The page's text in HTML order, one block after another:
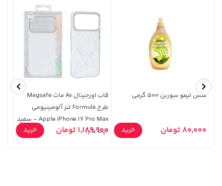
169,900 تومان خرید 19,879,000 تومان خرید
سس لیمو سوربن 500 گرمی
80,000 تومان خرید
قاب اورجینال Av مات Magsafe
طرح Formula لنز آلومینیومی
Apple iPhone 17 Pro Max - سفید
(پک دار)
1,189,900 تومان خرید